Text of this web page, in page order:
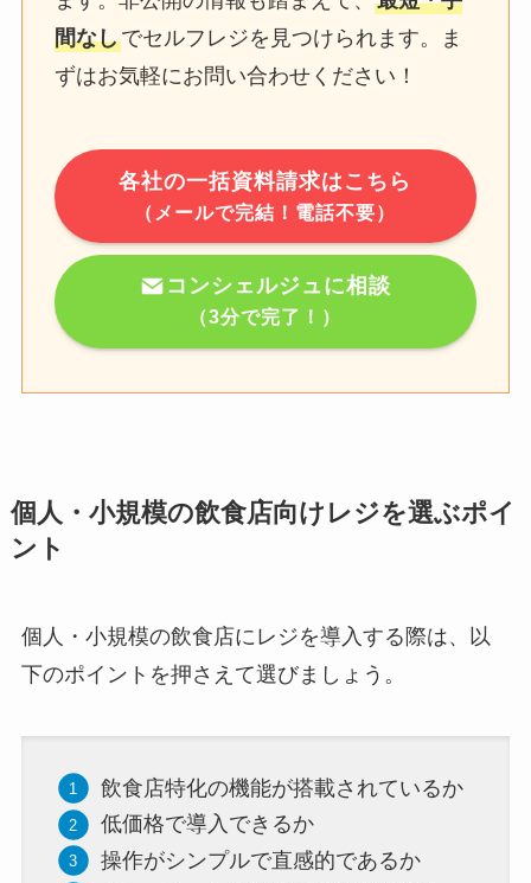
間なしでセルフレジを見つけられます。ま
ずはお気軽にお問い合わせください！
各社の一括資料請求はこちら
（メールで完結！電話不要）
コンシェルジュに相談
（3分で完了！）
個人・小規模の飲食店向けレジを選ぶポイ
ント
個人・小規模の飲食店にレジを導入する際は、以
下のポイントを押さえて選びましょう。
飲食店特化の機能が搭載されているか
低価格で導入できるか
操作がシンプルで直感的であるか